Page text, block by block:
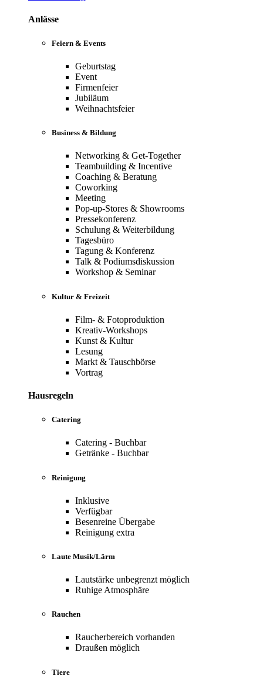
Anlässe
Feiern & Events
Geburtstag
Event
Firmenfeier
Jubiläum
Weihnachtsfeier
Business & Bildung
Networking & Get-Together
Teambuilding & Incentive
Coaching & Beratung
Coworking
Meeting
Pop-up-Stores & Showrooms
Pressekonferenz
Schulung & Weiterbildung
Tagesbüro
Tagung & Konferenz
Talk & Podiumsdiskussion
Workshop & Seminar
Kultur & Freizeit
Film- & Fotoproduktion
Kreativ-Workshops
Kunst & Kultur
Lesung
Markt & Tauschbörse
Vortrag
Hausregeln
Catering
Catering - Buchbar
Getränke - Buchbar
Reinigung
Inklusive
Verfügbar
Besenreine Übergabe
Reinigung extra
Laute Musik/Lärm
Lautstärke unbegrenzt möglich
Ruhige Atmosphäre
Rauchen
Raucherbereich vorhanden
Draußen möglich
Tiere